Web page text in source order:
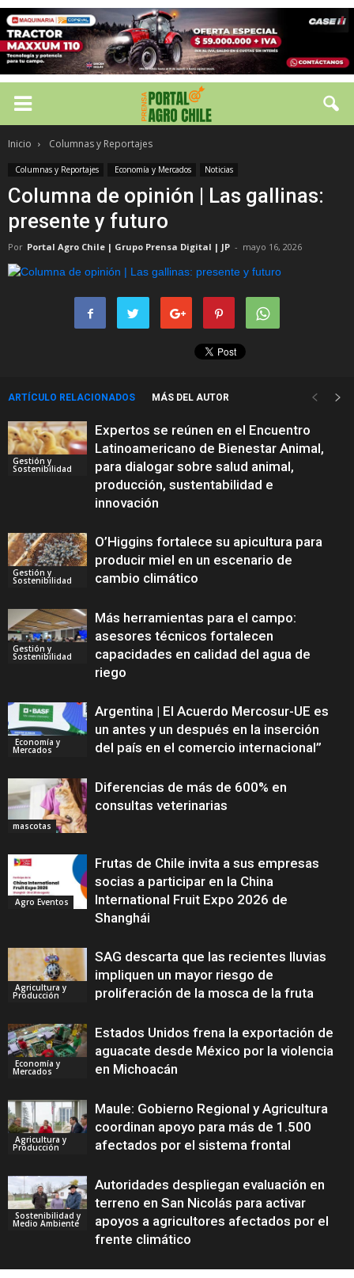
Inicio Columnas y Reportajes
Columnas y Reportajes Economía y Mercados Noticias
Columna de opinión | Las gallinas:
presente y futuro
Por Portal Agro Chile | Grupo Prensa Digital | JP - mayo 16, 2026
ARTÍCULO RELACIONADOS MÁS DEL AUTOR
Gestión y
Sostenibilidad
Expertos se reúnen en el Encuentro
Latinoamericano de Bienestar Animal,
para dialogar sobre salud animal,
producción, sustentabilidad e
innovación
Gestión y
Sostenibilidad
O’Higgins fortalece su apicultura para
producir miel en un escenario de
cambio climático
Gestión y
Sostenibilidad
Más herramientas para el campo:
asesores técnicos fortalecen
capacidades en calidad del agua de
riego
Economía y
Mercados
Argentina | El Acuerdo Mercosur-UE es
un antes y un después en la inserción
del país en el comercio internacional”
mascotas
Diferencias de más de 600% en
consultas veterinarias
Agro Eventos
Frutas de Chile invita a sus empresas
socias a participar en la China
International Fruit Expo 2026 de
Shanghái
Agricultura y
Producción
SAG descarta que las recientes lluvias
impliquen un mayor riesgo de
proliferación de la mosca de la fruta
Economía y
Mercados
Estados Unidos frena la exportación de
aguacate desde México por la violencia
en Michoacán
Agricultura y
Producción
Maule: Gobierno Regional y Agricultura
coordinan apoyo para más de 1.500
afectados por el sistema frontal
Sostenibilidad y
Medio Ambiente
Autoridades despliegan evaluación en
terreno en San Nicolás para activar
apoyos a agricultores afectados por el
frente climático